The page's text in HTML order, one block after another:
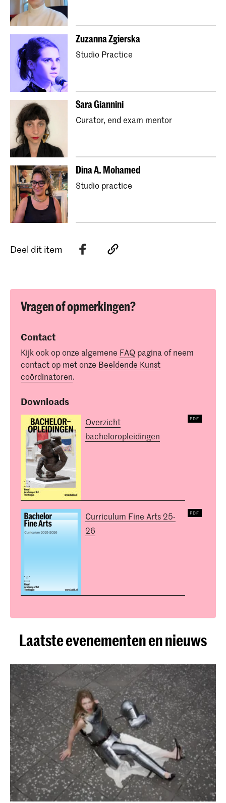
Zuzanna Zgierska
Studio Practice
Sara Giannini
Curator, end exam mentor
Dina A. Mohamed
Studio practice
Deel dit item
Vragen of opmerkingen?
Contact
Kijk ook op onze algemene FAQ pagina of neem
contact op met onze Beeldende Kunst
coördinatoren.
Downloads
Overzicht
bacheloropleidingen
Curriculum Fine Arts 25-
26
Laatste evenementen en nieuws